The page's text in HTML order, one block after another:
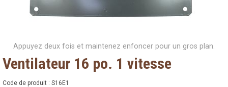
Appuyez deux fois et maintenez enfoncer pour un gros plan.
Ventilateur 16 po. 1 vitesse
Code de produit : S16E1